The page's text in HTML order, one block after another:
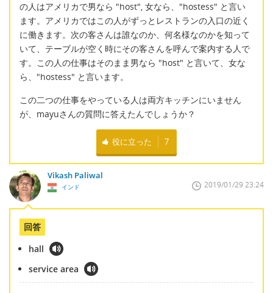
の人はアメリカで男なら "host", 女なら、"hostess" と言い
ます。アメリカではこの人がずっとレストランの入口の近く
に働きます。次の客さんは誰なのか、何名様なのかを知って
いて、テーブルが空く時にその客さんを呼んで案内する人で
す。この人の仕事はそのまま男なら "host" と言いて、女な
ら、"hostess" と言います。
この二つの仕事をやっている人は両方キッチンにいません
が、mayuさんの質問に答えたんでしょうか？
役に立った 7
Vikash Paliwal
インド 2019/01/29 23:24
回答
hall
service area